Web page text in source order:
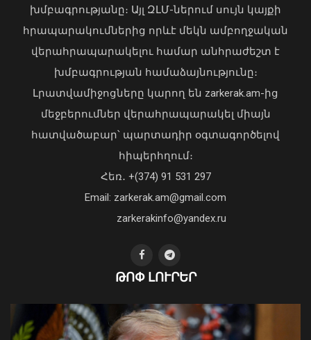
Վահագն Խաչատուրյանն ընդունել է
Picsart ընկերության հիմնադիր և
գործադիր տնօրեն Հովհաննես
06 Օգոստոս, 2026 22:51
Վարչապետ Փաշինյանն այցելել է
«ԷԼԵՎԵՅԹ ԷՅԱՅ» արհեստական
բանականության գործարան
խմբագրությանը։ Այլ ԶԼՄ-ներում սույն կայքի
հրապարակումներից որևէ մեկն ամբողջական
վերահրապարակելու համար անհրաժեշտ է
խմբագրության համաձայնությունը։
Լրատվամիջոցները կարող են zarkerak.am-ից
մեջբերումներ վերահրապարակել միայն
հատվածաբար՝ պարտադիր օգտագործելով
հիպերհղում։
Հեռ․ +(374) 91 531 297
Email: zarkerak.am@gmail.com
zarkerakinfo@yandex.ru
ԹՈՓ ԼՈՒՐԵՐ